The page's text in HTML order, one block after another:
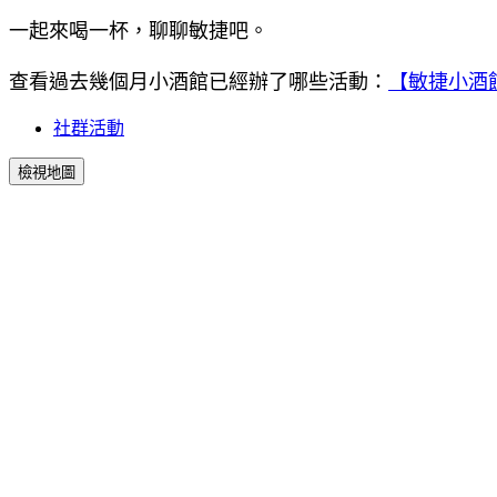
一起來喝一杯，聊聊敏捷吧。
查看過去幾個月小酒館已經辦了哪些活動： 【敏捷小
社群活動
檢視地圖